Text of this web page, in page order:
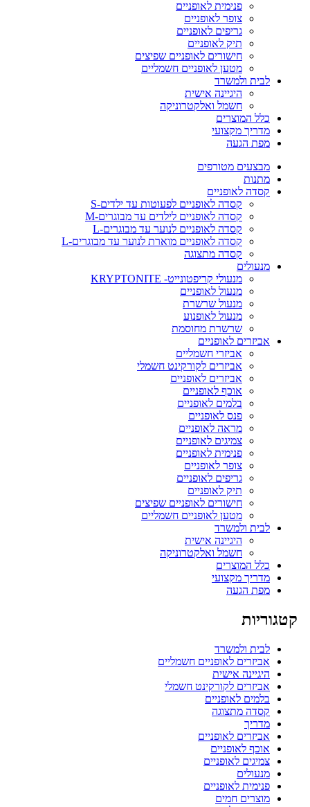
פנימית לאופניים
צופר לאופניים
גריפים לאופניים
תיק לאופניים
חישורים לאופניים שפיצים
מטען לאופניים חשמליים
לבית ולמשרד
היגיינה אישית
חשמל ואלקטרוניקה
כלל המוצרים
מדריך מקצועי
מפת הגעה
מבצעים מטורפים
מתנות
קסדה לאופניים
קסדה לאופניים לפעוטות עד ילדים-S
קסדה לאופניים לילדים עד מבוגרים-M
קסדה לאופניים לנוער עד מבוגרים-L
קסדה לאופניים מוארת לנוער עד מבוגרים-L
קסדה מתצוגה
מנעולים
מנעולי קריפטונייט- KRYPTONITE
מנעול לאופניים
מנעול שרשרת
מנעול לאופנוע
שרשרת מחוסמת
אביזרים לאופניים
אביזרי חשמליים
אביזרים לקורקינט חשמלי
אביזרים לאופניים
אוכף לאופניים
בלמים לאופניים
פנס לאופניים
מראה לאופניים
צמיגים לאופניים
פנימית לאופניים
צופר לאופניים
גריפים לאופניים
תיק לאופניים
חישורים לאופניים שפיצים
מטען לאופניים חשמליים
לבית ולמשרד
היגיינה אישית
חשמל ואלקטרוניקה
כלל המוצרים
מדריך מקצועי
מפת הגעה
קטגוריות
לבית ולמשרד
אביזרים לאופניים חשמליים
היגיינה אישית
אביזרים לקורקינט חשמלי
בלמים לאופניים
קסדה מתצוגה
מדריך
אביזרים לאופניים
אוכף לאופניים
צמיגים לאופניים
מנעולים
פנימית לאופניים
מוצרים חמים